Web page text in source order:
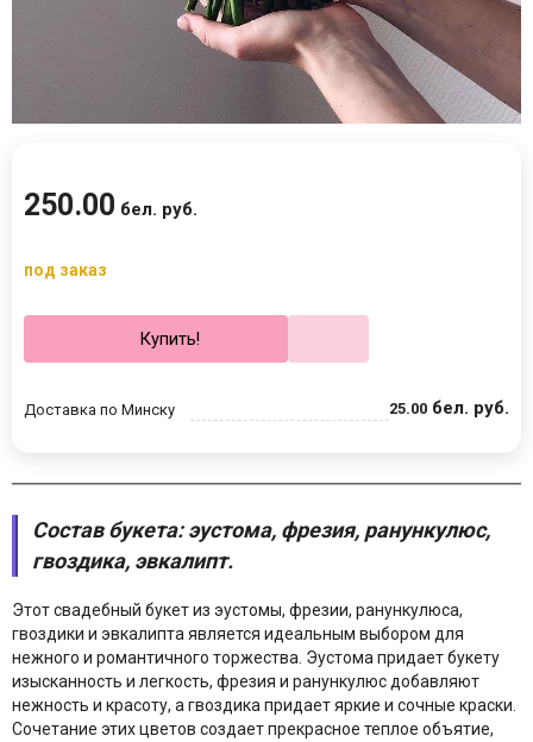
250.00 бел. руб.
под заказ
Купить!
Доставка по Минску 25.00 бел. руб.
Состав букета:эустома, фрезия, ранункулюс,
гвоздика, эвкалипт.
Этот свадебный букет из эустомы, фрезии, ранункулюса,
гвоздики и эвкалипта является идеальным выбором для
нежного и романтичного торжества. Эустома придает букету
изысканность и легкость, фрезия и ранункулюс добавляют
нежность и красоту, а гвоздика придает яркие и сочные краски.
Сочетание этих цветов создает прекрасное теплое объятие,